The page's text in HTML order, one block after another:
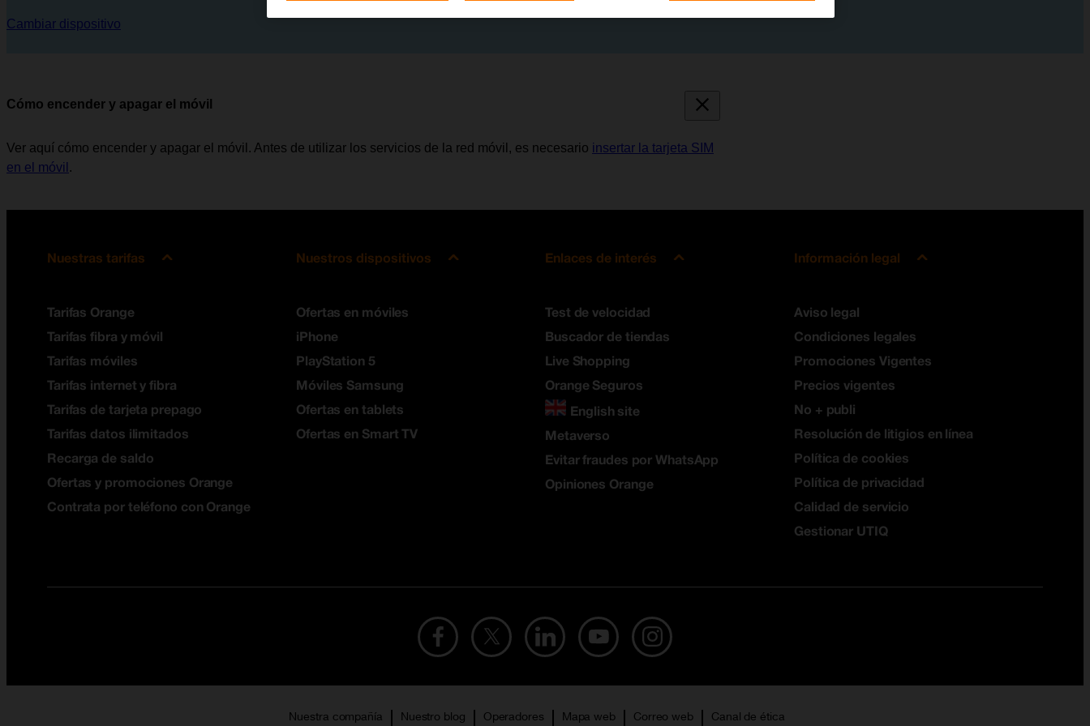
Cambiar dispositivo
Cómo encender y apagar el móvil
Ver aquí cómo encender y apagar el móvil. Antes de utilizar los servicios de la red móvil, es necesario insertar la tarjeta SIM
en el móvil .
Nuestras tarifas
Tarifas Orange
Tarifas fibra y móvil
Tarifas móviles
Tarifas internet y fibra
Tarifas de tarjeta prepago
Tarifas datos ilimitados
Recarga de saldo
Ofertas y promociones Orange
Contrata por teléfono con Orange
Nuestros dispositivos
Ofertas en móviles
iPhone
PlayStation 5
Móviles Samsung
Ofertas en tablets
Ofertas en Smart TV
Enlaces de interés
Test de velocidad
Buscador de tiendas
Live Shopping
Orange Seguros
English site
Metaverso
Evitar fraudes por WhatsApp
Opiniones Orange
Información legal
Aviso legal
Condiciones legales
Promociones Vigentes
Precios vigentes
No + publi
Resolución de litigios en línea
Política de cookies
Política de privacidad
Calidad de servicio
Gestionar UTIQ
Nuestra compañía Nuestro blog Operadores Mapa web Correo web Canal de ética